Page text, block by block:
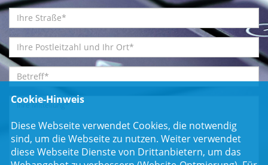
Cookie-Hinweis
Diese Webseite verwendet Cookies, die notwendig
sind, um die Webseite zu nutzen. Weiter verwendet
diese Webseite Dienste von Drittanbietern, um das